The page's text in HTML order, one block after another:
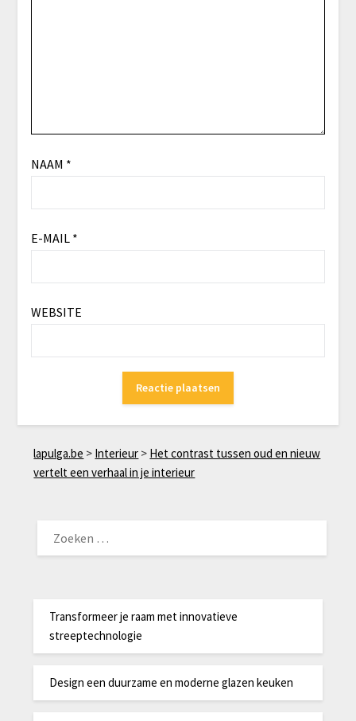
NAAM *
E-MAIL *
WEBSITE
lapulga.be > Interieur > Het contrast tussen oud en nieuw
vertelt een verhaal in je interieur
NAAR:
Transformeer je raam met innovatieve
streeptechnologie
Design een duurzame en moderne glazen keuken